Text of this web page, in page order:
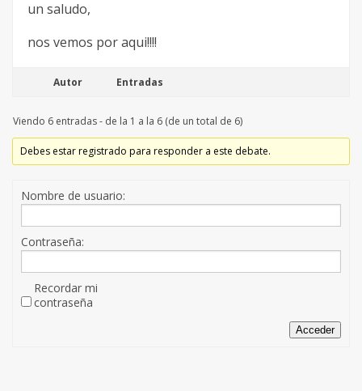
un saludo,
nos vemos por aqui!!!!
Autor Entradas
Viendo 6 entradas - de la 1 a la 6 (de un total de 6)
Debes estar registrado para responder a este debate.
Nombre de usuario:
Contraseña:
Recordar mi
contraseña
Acceder